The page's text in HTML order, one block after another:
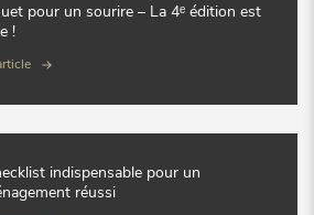
pour un sourire – La 4ᵉ édition est
!
indispensable pour un
réussi